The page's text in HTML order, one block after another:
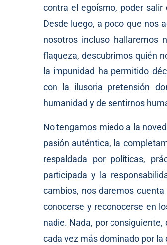
contra el egoísmo, poder
Desde luego, a poco que nos
nosotros incluso hallaremos
flaqueza, descubrimos quién
la impunidad ha permitido
con la ilusoria pretensión
humanidad y de sentirnos
No tengamos miedo a la
pasión auténtica, la
respaldada por políticas,
participada y la
cambios, nos daremos
conocerse y reconocerse en
nadie. Nada, por
cada vez más dominado por